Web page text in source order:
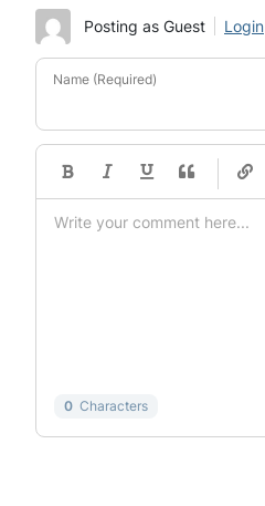
Posting as Guest Login
Name (Required)
-
-
-
0 Characters